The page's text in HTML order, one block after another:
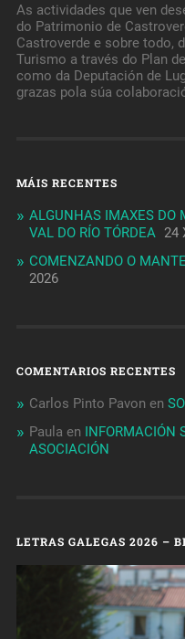
As actividades que ven
do Patrimonio de
Castroverde e sobre todo,
Turismo a través do Plan
como da Deputación de
grazas pola súa
MÁIS RECENTES
ALGUNHAS IMAXES DO
VAL DO RÍO TÓRDEA 24
COMENZANDO O
2026
COMENTARIOS RECENTES
Carlos Pinto Pavon en
Paula en INFORMACIÓN
ASOCIACIÓN
LETRAS GALEGAS 2026 –